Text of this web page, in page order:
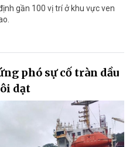
gần 100 vị trí ở khu vực ven
phó sự cố tràn dầu
dạt